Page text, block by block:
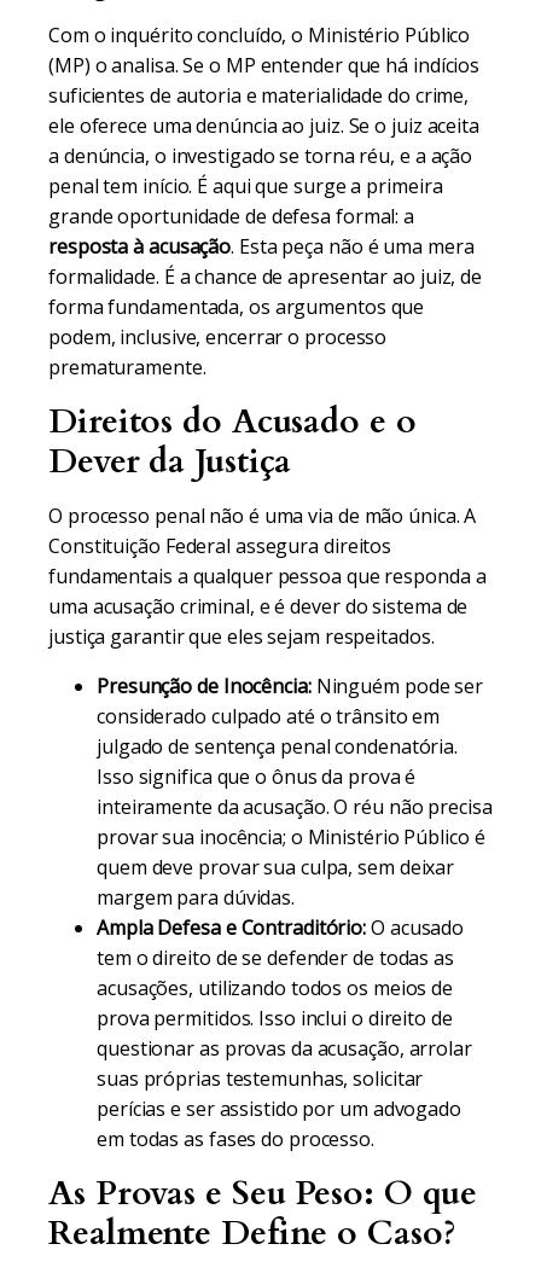
Com o inquérito concluído, o Ministério Público
(MP) o analisa. Se o MP entender que há indícios
suficientes de autoria e materialidade do crime,
ele oferece uma denúncia ao juiz. Se o juiz aceita
a denúncia, o investigado se torna réu, e a ação
penal tem início. É aqui que surge a primeira
grande oportunidade de defesa formal: a
resposta à acusação. Esta peça não é uma mera
formalidade. É a chance de apresentar ao juiz, de
forma fundamentada, os argumentos que
podem, inclusive, encerrar o processo
prematuramente.
Direitos do Acusado e o
Dever da Justiça
O processo penal não é uma via de mão única. A
Constituição Federal assegura direitos
fundamentais a qualquer pessoa que responda a
uma acusação criminal, e é dever do sistema de
justiça garantir que eles sejam respeitados.
Presunção de Inocência:Ninguém pode ser
considerado culpado até o trânsito em
julgado de sentença penal condenatória.
Isso significa que o ônus da prova é
inteiramente da acusação. O réu não precisa
provar sua inocência; o Ministério Público é
quem deve provar sua culpa, sem deixar
margem para dúvidas.
Ampla Defesa e Contraditório:O acusado
tem o direito de se defender de todas as
acusações, utilizando todos os meios de
prova permitidos. Isso inclui o direito de
questionar as provas da acusação, arrolar
suas próprias testemunhas, solicitar
perícias e ser assistido por um advogado
em todas as fases do processo.
As Provas e Seu Peso: O que
Realmente Define o Caso?